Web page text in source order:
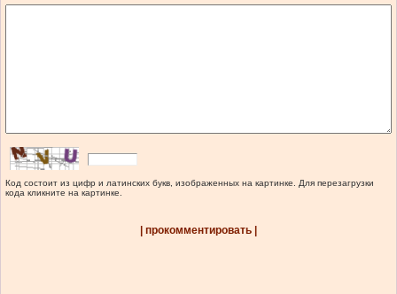
Код состоит из цифр и латинских букв, изображенных на картинке. Для перезагрузки
кода кликните на картинке.
| прокомментировать |